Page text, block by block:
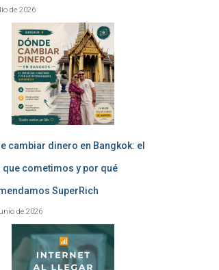
de 2026
cambiar dinero en Bangkok: el
cometimos y por qué
SuperRich
de 2026